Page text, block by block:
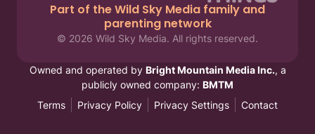
Part of the Wild Sky Media family and
parenting network
© 2026 Wild Sky Media. All rights reserved.
Owned and operated by Bright Mountain Media Inc., a
publicly owned company: BMTM
Terms
Privacy Policy Privacy Settings Contact